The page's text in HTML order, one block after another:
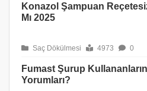
Konazol Şampuan
Mı 2025
Saç Dökülmesi 4973 0
Fumast Şurup Kullananların
Yorumları?